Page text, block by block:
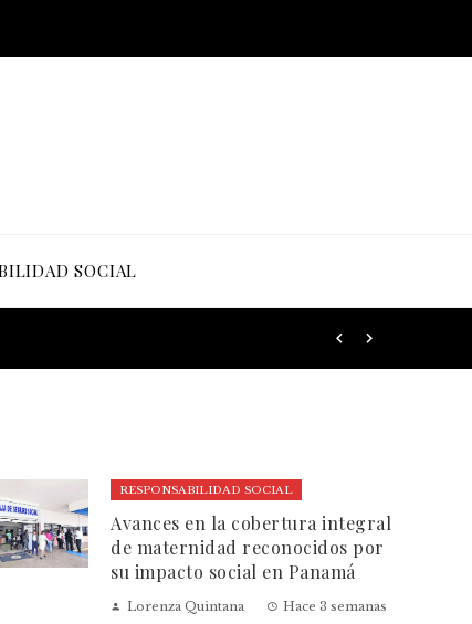
SOCIAL
RESPONSABILIDAD SOCIAL
Avances en la cobertura integral
de maternidad reconocidos por
su impacto social en Panamá
Lorenza Quintana Hace 3 semanas